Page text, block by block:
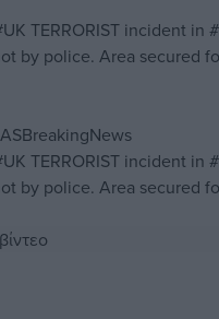
TERRORIST incident in
by police. Area secured
UK TERRORIST incident in #
by police. Area secured